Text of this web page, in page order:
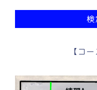
【コ